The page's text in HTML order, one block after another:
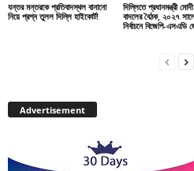
যন্তর মন্তরকে প্রতিবাদস্থল বানানো
নিয়ে প্রশ্ন তুলল দিল্লি হাইকোর্ট!
দিল্লিতে প্রধানমন্ত্রী
বাদলের বৈঠক, ২০২৭
নির্বাচনে বিজেপি-এসএডি
Advertisement